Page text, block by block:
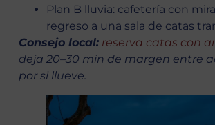
Plan B lluvia: cafetería con
regreso a una sala de catas
Consejo local: reserva catas con
deja 20–30 min de margen entre
por si llueve.